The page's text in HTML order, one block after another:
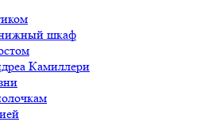
шкаф
Камиллери